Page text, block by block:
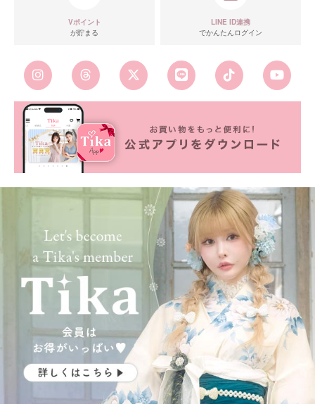
Vポイント
が貯まる
LINE ID連携
でかんたんログイン